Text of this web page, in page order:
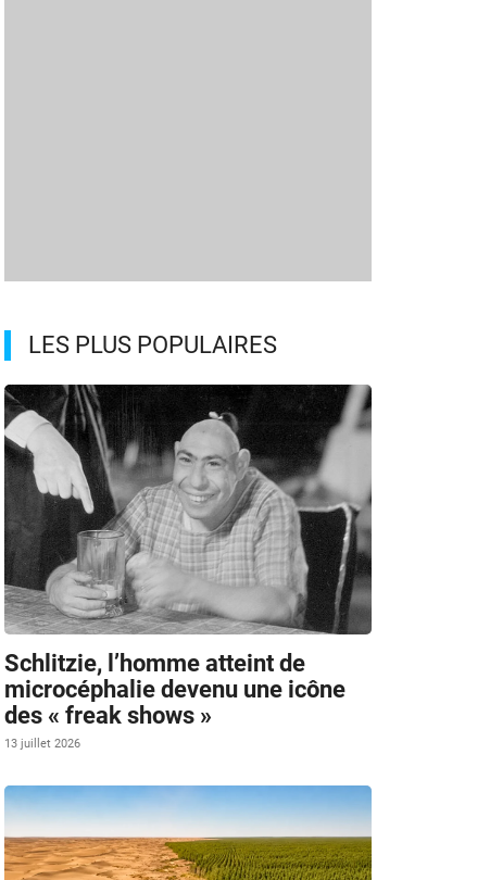
LES PLUS POPULAIRES
Schlitzie, l’homme atteint de
microcéphalie devenu une icône
des « freak shows »
13 juillet 2026